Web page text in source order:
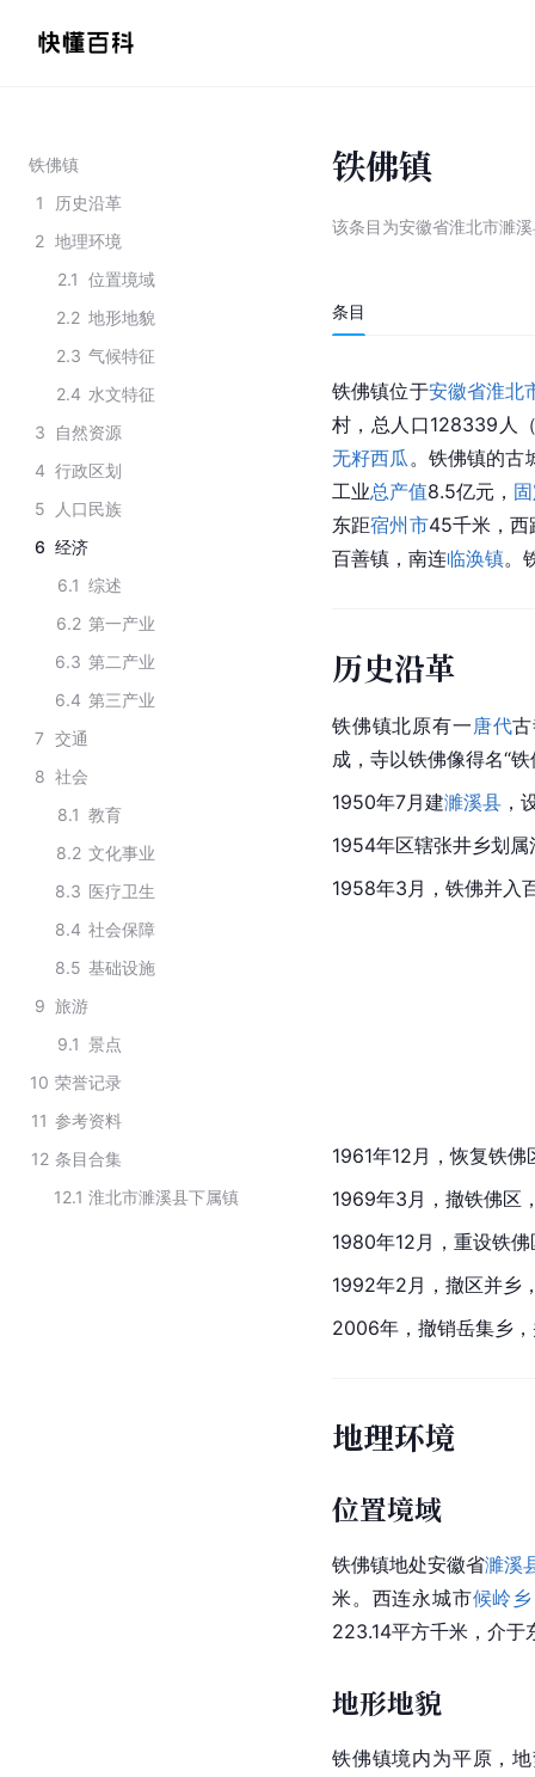
铁佛镇
1
历史沿革
2 地理环境
2.1 位置境域
2.2 地形地貌
2.3 气候特征
2.4 水文特征
3
自然资源
4 行政区划
5
人口民族
6 经济
6.1 综述
6.2 第一产业
6.3 第二产业
6.4 第三产业
7 交通
8 社会
8.1 教育
8.2 文化事业
8.3 医疗卫生
8.4 社会保障
8.5 基础设施
9 旅游
9.1 景点
10 荣誉记录
11 参考资料
12 条目合集
12.1 淮北市濉溪县下属镇
铁佛镇
该条目为安徽省淮北市濉
条目
铁佛镇位于安徽省淮北
村，总人口128339人
无籽西瓜 。 铁佛镇的古
工业总产值8.5亿元，
东距宿州市45千米，西
百善镇 ，南连临涣镇。
历史沿革
铁佛镇北原有一 唐代
成，寺以铁佛像得名“
1950年7月建濉溪县 ，
1954年区辖张井乡划属
1958年3月，铁佛并入
1961年12月，恢复铁
1969年3月，撤铁佛区
1980年12月，重设铁
1992年2月，撤区并乡
2006年，撤销岳集乡
地理环境
位置境域
铁佛镇地处安徽省濉溪
米。西连永城市候岭乡
223.14平方千米，介
地形地貌
铁佛镇境内为平原，